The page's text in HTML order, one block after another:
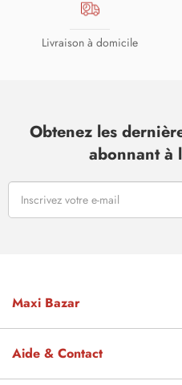
Livraison à domicile
Obtenez les
abonnant à
Maxi Bazar
Aide & Contact